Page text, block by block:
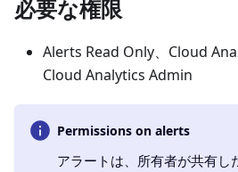
必要な権限
Alerts Read Only、Cloud
Cloud Analytics Admin
Permissions on alerts
アラートは、所有者が共有し